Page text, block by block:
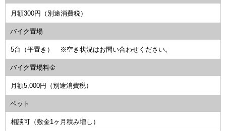
月額300円（別途消費税）
バイク置場
5台（平置き） ※空き状況はお問い合わせください。
バイク置場料金
月額5,000円（別途消費税）
ペット
相談可（敷金1ヶ月積み増し）